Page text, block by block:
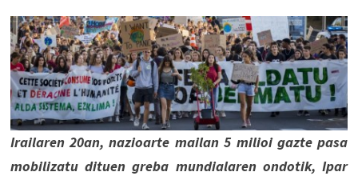
Irailaren 20an, nazioarte mailan 5 milioi gazte pasa
mobilizatu dituen greba mundialaren ondotik, Ipar